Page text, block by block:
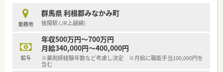
勤務地
群馬県 利根郡みなかみ町
後閑駅 (JR上越線)
給与
年収500万円～700万円
月給340,000円～400,000円
※薬剤師経験年数など考慮し決定 ※月給に職能手当100,000円を
含む